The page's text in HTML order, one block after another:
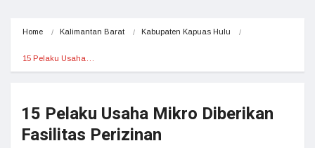
Home Kalimantan Barat Kabupaten Kapuas Hulu
15 Pelaku Usaha…
15 Pelaku Usaha Mikro Diberikan
Fasilitas Perizinan